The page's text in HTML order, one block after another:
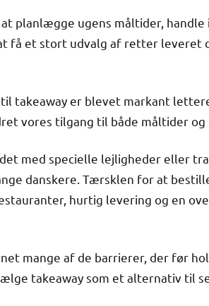
planlægge ugens måltider, handle
få et stort udvalg af retter leveret
takeaway er blevet markant
vores tilgang til både måltider og
med specielle lejligheder eller
danskere. Tærsklen for at
hurtig levering og en
mange af de barrierer, der før
takeaway som et alternativ til